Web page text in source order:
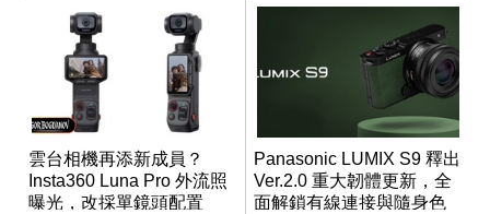
雲台相機再添新成員？
Insta360 Luna Pro 外流照
曝光，改採單鏡頭配置
Panasonic LUMIX S9 釋出
Ver.2.0 重大韌體更新，全
面解鎖有線連接與隨身色